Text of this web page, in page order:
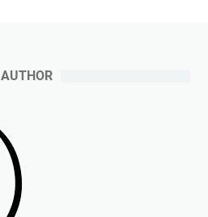
AUTHOR